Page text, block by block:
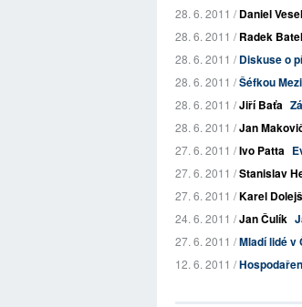
28. 6. 2011 /Daniel
28. 6. 2011 /Radek
28. 6. 2011 /Diskuse o
28. 6. 2011 /Šéfkou
28. 6. 2011 /Jiří Baťa
28. 6. 2011 /Jan
27. 6. 2011 /Ivo Patta
27. 6. 2011 /Stanislav
27. 6. 2011 /Karel
24. 6. 2011 /Jan Čulík
27. 6. 2011 /Mladí lidé v
12. 6. 2011 /